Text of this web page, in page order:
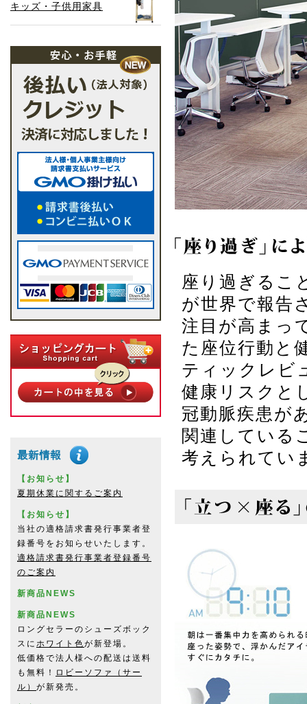
座り過ぎるこ
が世界で報告
注目が高まっ
た座位行動と
ティックレビ
健康リスクと
冠動脈疾患が
関連している
考えられてい
キッズ・子供用家具
【お知らせ】
夏期休業に関するご案内
【お知らせ】
当社の適格請求書発行事業者登
録番号をお知らせいたします。
適格請求書発行事業者登録番号
のご案内
新商品NEWS
新商品NEWS
ロングセラーのシューズボック
スに ホワイト色が新登場。
低価格で法人様への配送は送料
も無料！
ロビーソファ（サー
ル） が新発売。